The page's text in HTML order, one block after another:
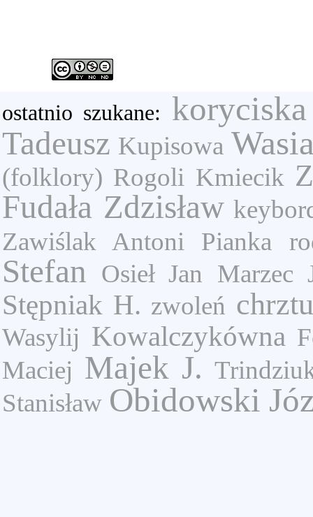
ostatnio szukane: koryciska
Tadeusz Kupisowa
(folklory) Rogoli Kmiecik
Fudała Zdzisław
Zawiślak Antoni
Pianka
Stefan Osieł Jan Marzec
Stępniak H. zwoleń
Wasylij Kowalczykówna
Maciej Majek J.
Stanisław Obidowski